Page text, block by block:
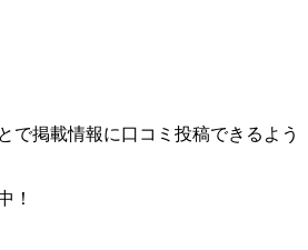
で掲載情報に口コミ投稿できるよう
！